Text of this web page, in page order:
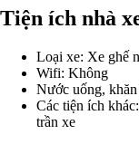
Tiện ích nhà
Loại xe: Xe ghế
Wifi: Không
Nước uống,
Các tiện ích
trần xe